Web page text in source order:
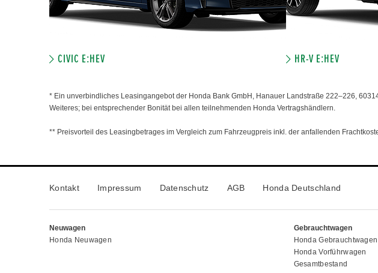
CIVIC E:HEV HR-V E:HEV
* Ein unverbindliches Leasingangebot der Honda Bank GmbH, Hanauer Landstraße 222–226,
Weiteres; bei entsprechender Bonität bei allen teilnehmenden Honda Vertragshändlern.
** Preisvorteil des Leasingbetrages im Vergleich zum Fahrzeugpreis inkl. der anfallenden
Kontakt Impressum Datenschutz AGB Honda Deutschland
Neuwagen
Honda Neuwagen
Gebrauchtwagen
Honda Gebrauchtwagen
Honda Vorführwagen
Gesamtbestand